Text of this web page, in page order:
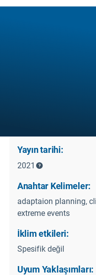
Yayın tarihi:
2021
Anahtar Kelimeler:
adaptaion planning,
extreme events
İklim etkileri:
Spesifik değil
Uyum Yaklaşımları: